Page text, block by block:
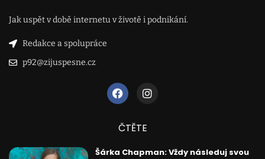
Jak uspět v době internetu v životě i podnikání.
Redakce a spolupráce
p92@zijuspesne.cz
ČTĚTE
Šárka Chapman: Vždy následuj svou